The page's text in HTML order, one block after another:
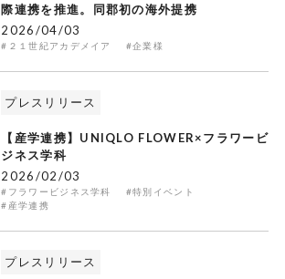
際連携を推進。同郡初の海外提携
2026/04/03
#２１世紀アカデメイア #企業様
プレスリリース
【産学連携】UNIQLO FLOWER×フラワービ
ジネス学科
2026/02/03
#フラワービジネス学科
#特別イベント
#産学連携
プレスリリース